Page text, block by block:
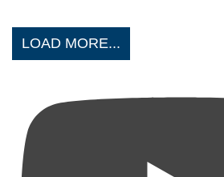
LOAD MORE...